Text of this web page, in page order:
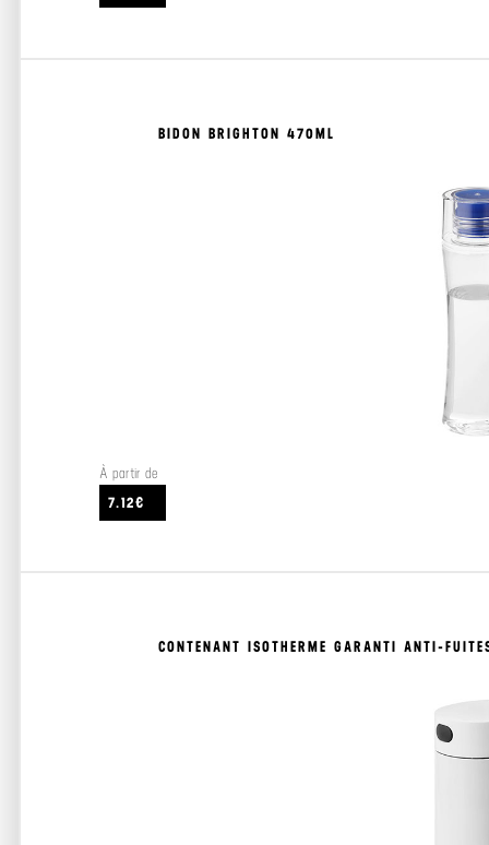
BIDON BRIGHTON 470ML
À partir de
7.12€
CONTENANT ISOTHERME GARANTI ANTI-